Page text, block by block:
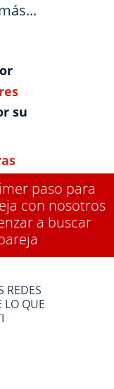
su
paso para
con nosotros
a buscar
REDES
LO QUE